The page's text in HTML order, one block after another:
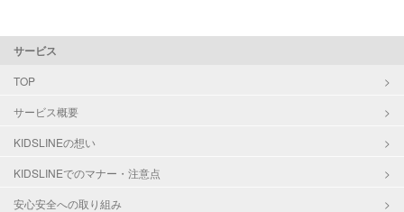
サービス
TOP
サービス概要
KIDSLINEの想い
KIDSLINEでのマナー・注意点
安心安全への取り組み